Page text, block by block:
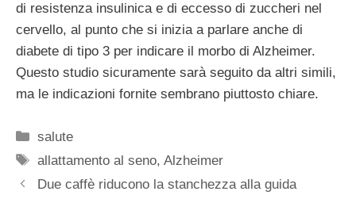
di resistenza insulinica e di eccesso di zuccheri nel
cervello, al punto che si inizia a parlare anche di
diabete di tipo 3 per indicare il morbo di Alzheimer.
Questo studio sicuramente sarà seguito da altri simili,
ma le indicazioni fornite sembrano piuttosto chiare.
Categorie
salute
Tag
allattamento al seno,Alzheimer
Due caffè riducono la stanchezza alla guida